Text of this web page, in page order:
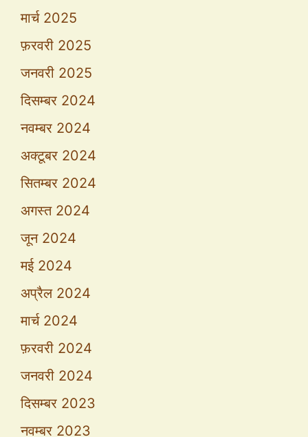
मार्च 2025
फ़रवरी 2025
जनवरी 2025
दिसम्बर 2024
नवम्बर 2024
अक्टूबर 2024
सितम्बर 2024
अगस्त 2024
जून 2024
मई 2024
अप्रैल 2024
मार्च 2024
फ़रवरी 2024
जनवरी 2024
दिसम्बर 2023
नवम्बर 2023